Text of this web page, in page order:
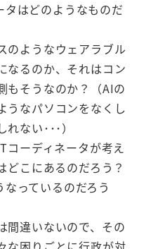
はどのようなものだ
のようなウェアラブル
なるのか、それはコン
もそうなのか？（AIの
うなパソコンをなくし
ない･･･）
コーディネータが考え
どこにあるのだろう？
っているのだろう
間違いないので、その